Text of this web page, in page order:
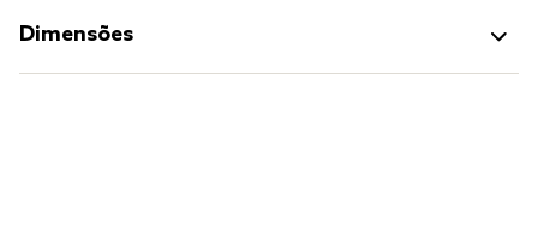
Dimensões